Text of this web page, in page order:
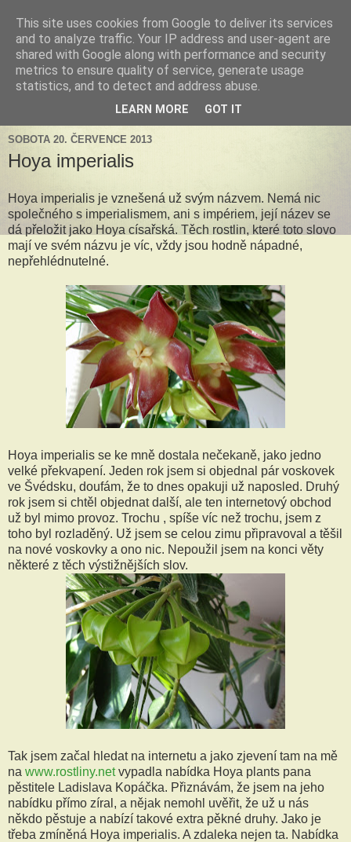
Tillandsia za okny
Tillandsie a další zelená havěť která s námi může žít v bytě,
k našim velkým radostem, nebo také starostem.
SOBOTA 20. ČERVENCE 2013
Hoya imperialis
Hoya imperialis je vznešená už svým názvem. Nemá nic
společného s imperialismem, ani s impériem, její název se
dá přeložit jako Hoya císařská. Těch rostlin, které toto slovo
mají ve svém názvu je víc, vždy jsou hodně nápadné,
nepřehlédnutelné.
Hoya imperialis se ke mně dostala nečekaně, jako jedno
velké překvapení. Jeden rok jsem si objednal pár voskovek
ve Švédsku, doufám, že to dnes opakuji už naposled. Druhý
rok jsem si chtěl objednat další, ale ten internetový obchod
už byl mimo provoz. Trochu , spíše víc než trochu, jsem z
toho byl rozladěný. Už jsem se celou zimu připravoval a těšil
na nové voskovky a ono nic. Nepoužil jsem na konci věty
některé z těch výstižnějších slov.
Tak jsem začal hledat na internetu a jako zjevení tam na mě
na www.rostliny.netvypadla nabídka Hoya plants pana
pěstitele Ladislava Kopáčka. Přiznávám, že jsem na jeho
nabídku přímo zíral, a nějak nemohl uvěřit, že už u nás
někdo pěstuje a nabízí takové extra pěkné druhy. Jako je
třeba zmíněná Hoya imperialis. A zdaleka nejen ta. Nabídka
This site uses cookies from Google to deliver its services
and to analyze traffic. Your IP address and user-agent are
shared with Google along with performance and security
metrics to ensure quality of service, generate usage
statistics, and to detect and address abuse.
LEARN MORE GOT IT